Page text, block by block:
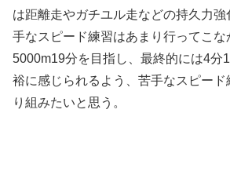
は距離走やガチユル走などの持久力
手なスピード練習はあまり行ってこな
5000m19分を目指し、最終的には4分
裕に感じられるよう、苦手なスピード
り組みたいと思う。